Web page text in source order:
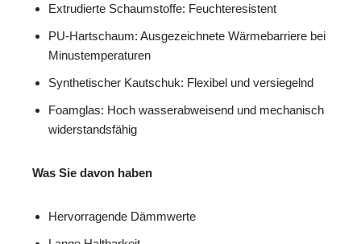
Extrudierte Schaumstoffe: Feuchteresistent
PU-Hartschaum: Ausgezeichnete Wärmebarriere bei
Minustemperaturen
Synthetischer Kautschuk: Flexibel und versiegelnd
Foamglas: Hoch wasserabweisend und mechanisch
widerstandsfähig
Was Sie davon haben
Hervorragende Dämmwerte